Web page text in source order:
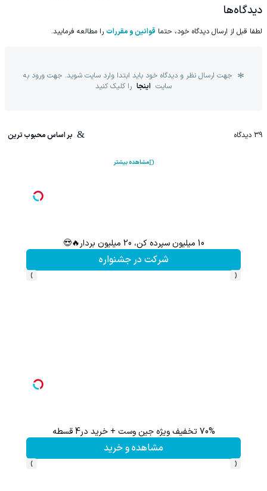
دیدگاه‌ها
لطفا قبل از ارسال دیدگاه خود، حتما قوانین و مقررات را مطالعه فرمایید.
جهت ارسال نظر و دیدگاه خود باید ابتدا وارد سایت شوید. جهت ورود به
سایت اینجا را کلیک کنید
39 دیدگاه بر اساس محبوب ترین
مشاهده بیشتر
10 میلیون سپرده کن، 20 میلیون بردار🔥😍
شرکت در جشنواره
‹
›
70% تخفیف ویژه جین وست + خرید در4 قسطه
مشاهده و خرید
‹
›